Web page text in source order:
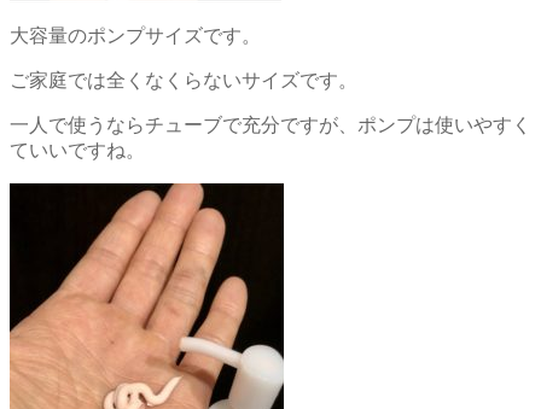
大容量のポンプサイズです。
ご家庭では全くなくらないサイズです。
一人で使うならチューブで充分ですが、ポンプは使いやすく
ていいですね。